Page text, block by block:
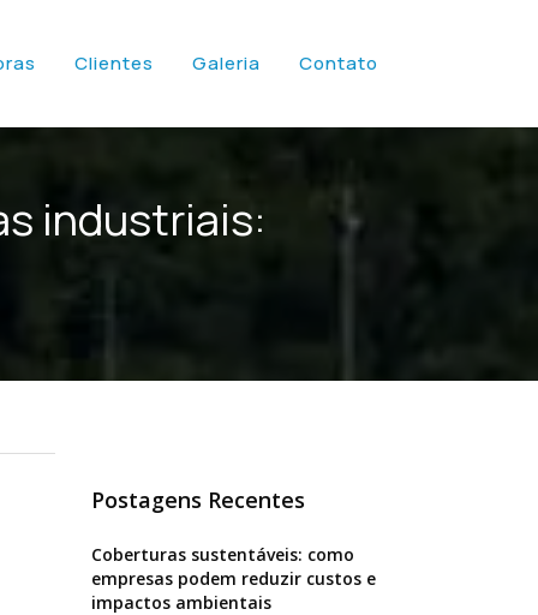
Clientes Galeria Contato
industriais:
Postagens Recentes
Coberturas sustentáveis: como
empresas podem reduzir custos e
impactos ambientais